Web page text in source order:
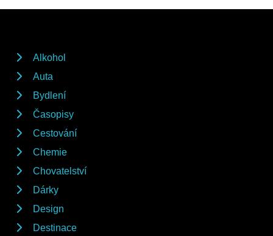
Alkohol
Auta
Bydlení
Časopisy
Cestování
Chemie
Chovatelství
Dárky
Design
Destinace